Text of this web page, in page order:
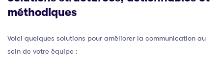
méthodiques
Voici quelques solutions pour améliorer la communication au
sein de votre équipe :